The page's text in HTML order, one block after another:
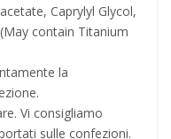
Caprylyl Glycol,
contain Titanium
la
Vi consigliamo
sulle confezioni.